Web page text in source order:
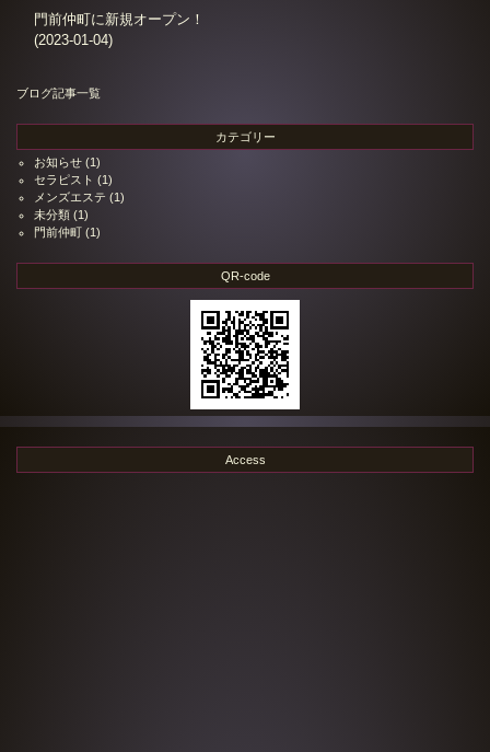
門前仲町に新規オープン！
(2023-01-04)
ブログ記事一覧
カテゴリー
お知らせ (1)
セラピスト (1)
メンズエステ (1)
未分類 (1)
門前仲町
(1)
QR-code
Access